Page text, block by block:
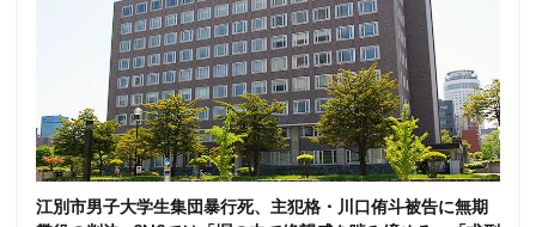
江別市男子大学生集団暴行死、主犯格・川口侑斗被告に無期